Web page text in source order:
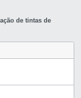
de tintas de